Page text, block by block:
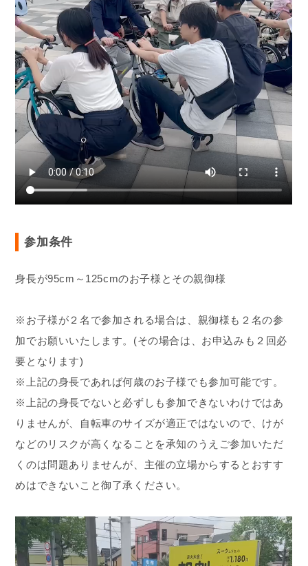
参加条件
身長が95cm～125cmのお子様とその親御様
※お子様が２名で参加される場合は、親御様も２名の参
加でお願いいたします。(その場合は、お申込みも２回必
要となります)
※上記の身長であれば何歳のお子様でも参加可能です。
※上記の身長でないと必ずしも参加できないわけではあ
りませんが、自転車のサイズが適正ではないので、けが
などのリスクが高くなることを承知のうえご参加いただ
くのは問題ありませんが、主催の立場からするとおすす
めはできないこと御了承ください。